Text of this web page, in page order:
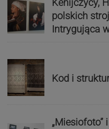
Kenijczycy,
polskich
Intrygująca
Kod i
„Miesiofoto”